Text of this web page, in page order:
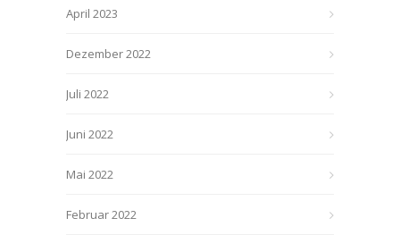
April 2023
Dezember 2022
Juli 2022
Juni 2022
Mai 2022
Februar 2022